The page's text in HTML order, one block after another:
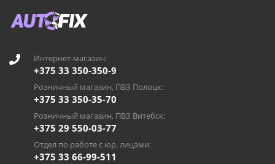
Интернет-магазин:
+375 33 350-350-9
Розничный магазин, ПВЗ Полоцк:
+375 33 350-35-70
Розничный магазин, ПВЗ Витебск:
+375 29 550-03-77
Отдел по работе с юр. лицами:
+375 33 66-99-511